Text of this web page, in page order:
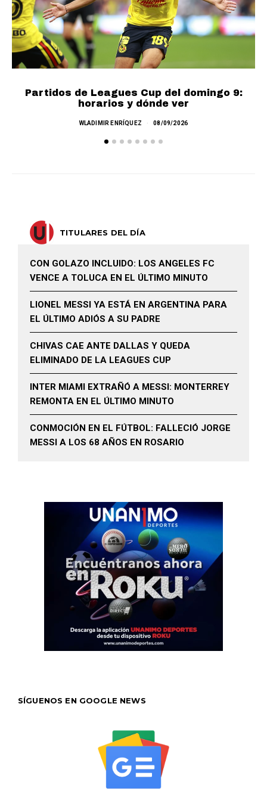
Partidos de Leagues Cup del domingo 9:
horarios y dónde ver
WLADIMIR ENRÍQUEZ 08/09/2026
TITULARES DEL DÍA
CON GOLAZO INCLUIDO: LOS ANGELES FC
VENCE A TOLUCA EN EL ÚLTIMO MINUTO
LIONEL MESSI YA ESTÁ EN ARGENTINA PARA
EL ÚLTIMO ADIÓS A SU PADRE
CHIVAS CAE ANTE DALLAS Y QUEDA
ELIMINADO DE LA LEAGUES CUP
INTER MIAMI EXTRAÑÓ A MESSI: MONTERREY
REMONTA EN EL ÚLTIMO MINUTO
CONMOCIÓN EN EL FÚTBOL: FALLECIÓ JORGE
MESSI A LOS 68 AÑOS EN ROSARIO
SÍGUENOS EN GOOGLE NEWS